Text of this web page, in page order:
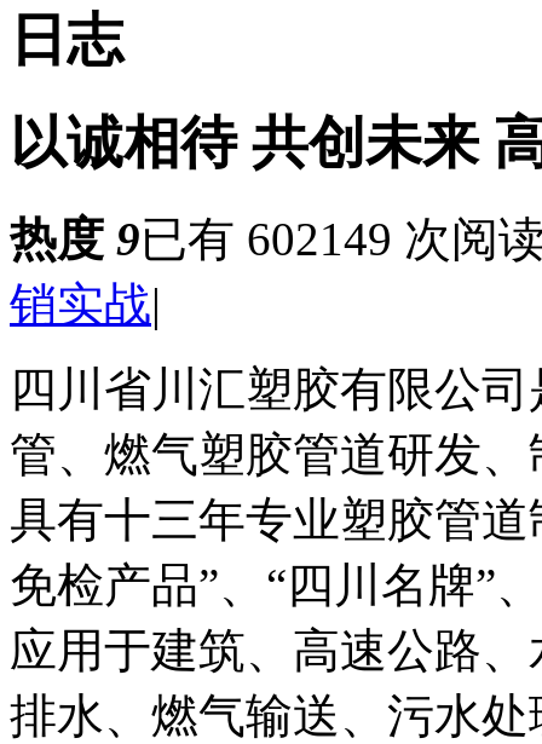
日志
以诚相待 共创未来
热度 9已有 602149 次阅
销实战|
四川省川汇塑胶有限公
管、燃气塑胶管道研发
具有十三年专业塑胶管
免检产品”、“四川名牌”
应用于建筑、高速公路
排水、燃气输送、污水